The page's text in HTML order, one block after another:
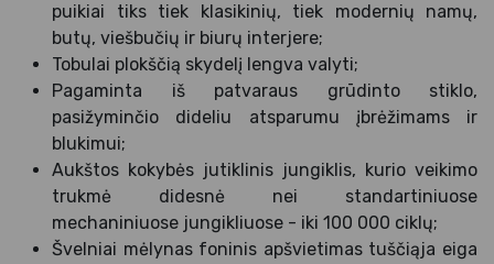
puikiai tiks tiek klasikinių, tiek modernių namų,
butų, viešbučių ir biurų interjere;
Tobulai plokščią skydelį lengva valyti;
Pagaminta iš patvaraus grūdinto stiklo,
pasižyminčio dideliu atsparumu įbrėžimams ir
blukimui;
Aukštos kokybės jutiklinis jungiklis, kurio veikimo
trukmė didesnė nei standartiniuose
mechaniniuose jungikliuose - iki 100 000 ciklų;
Švelniai mėlynas foninis apšvietimas tuščiąja eiga